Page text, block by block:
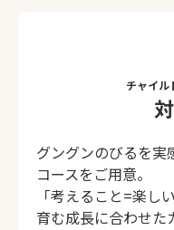
チャイル
グングンのびるを実
コースをご用意。
「考えること=楽し
育む成長に合わせた